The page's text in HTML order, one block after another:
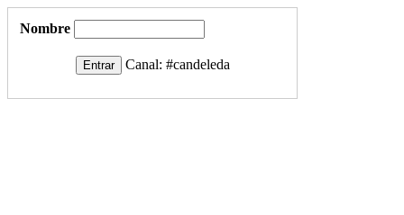
Nombre
Canal: #candeleda